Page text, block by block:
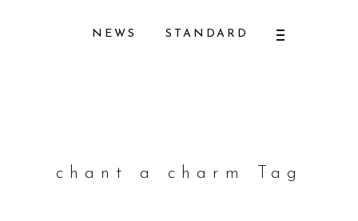
NEWS STANDARD
chant a charm Tag